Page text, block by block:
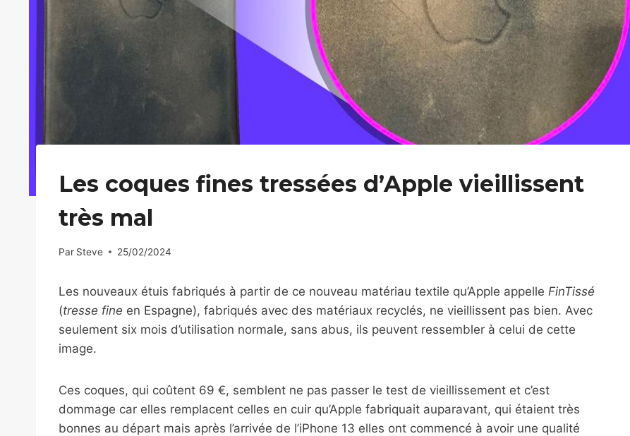
Les coques fines tressées d’Apple vieillissent
très mal
Par Steve 25/02/2024
Les nouveaux étuis fabriqués à partir de ce nouveau matériau textile qu’Apple appelle FinTissé
(tresse fine en Espagne), fabriqués avec des matériaux recyclés, ne vieillissent pas bien. Avec
seulement six mois d’utilisation normale, sans abus, ils peuvent ressembler à celui de cette
image.
Ces coques, qui coûtent 69 €, semblent ne pas passer le test de vieillissement et c’est
dommage car elles remplacent celles en cuir qu’Apple fabriquait auparavant, qui étaient très
bonnes au départ mais après l’arrivée de l’iPhone 13 elles ont commencé à avoir une qualité